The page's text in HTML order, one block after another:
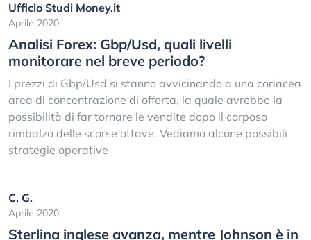
Ufficio Studi Money.it
Aprile 2020
Analisi Forex: Gbp/Usd, quali livelli
monitorare nel breve periodo?
I prezzi di Gbp/Usd si stanno avvicinando a una coriacea
area di concentrazione di offerta, la quale avrebbe la
possibilità di far tornare le vendite dopo il corposo
rimbalzo delle scorse ottave. Vediamo alcune possibili
strategie operative
C. G.
Aprile 2020
Sterlina inglese avanza, mentre Johnson è in